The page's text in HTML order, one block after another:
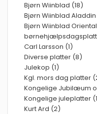
Bjørn Wiinblad (18)
Bjørn Wiinblad
Bjørn Wiinblad
Carl Larsson (1)
Diverse platter (8)
Julekop (1)
Kgl. mors dag platter
Kongelige Jubilæum
Kongelige juleplatter
Kurt Ard (2)